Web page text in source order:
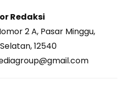
Redaksi
2 A, Pasar Minggu,
12540